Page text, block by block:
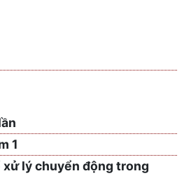
1
lý chuyển động trong